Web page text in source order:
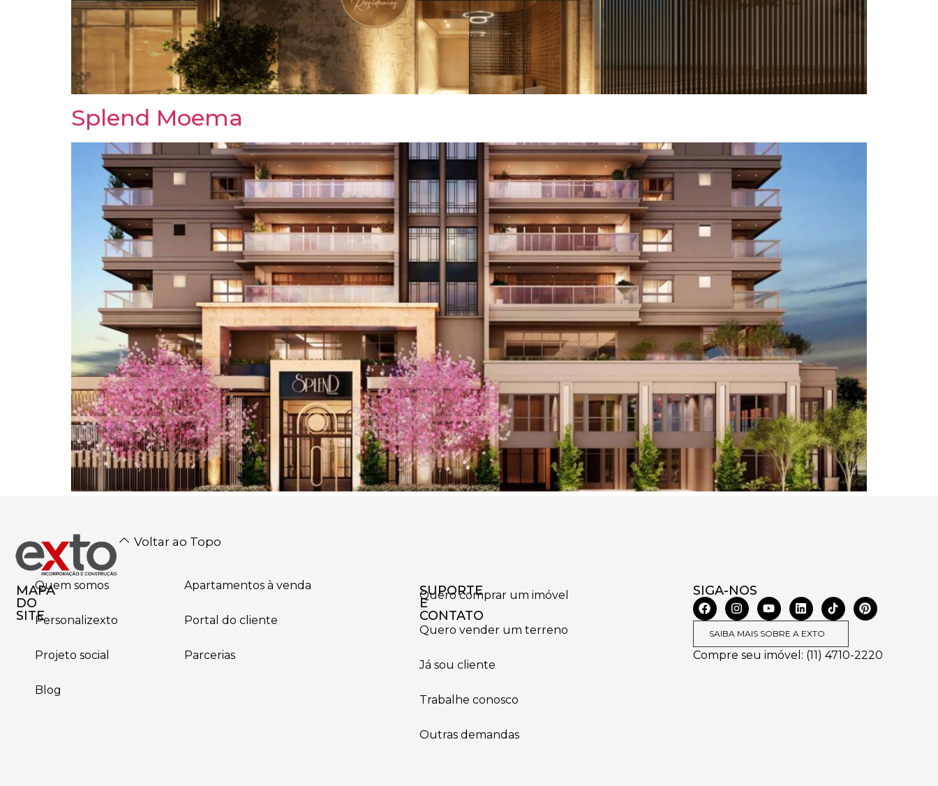
Splend Moema
MAPA
DO
SITE
Quem somos
Personalizexto
Projeto social
Blog
Apartamentos à venda
Portal do cliente
Parcerias
SUPORTE
E
CONTATO
Quero comprar um imóvel
Quero vender um terreno
Já sou cliente
Trabalhe conosco
Outras demandas
SIGA-NOS
SAIBA MAIS SOBRE A EXTO
Compre seu imóvel: (11) 4710-2220
Voltar ao Topo